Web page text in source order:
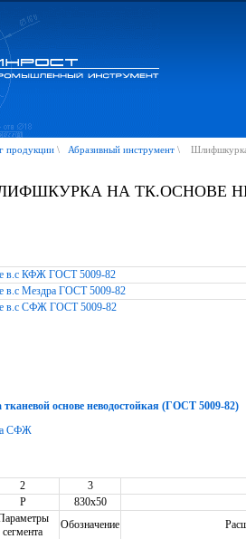
продукции \ Абразивный инструмент \
НА ТК.ОСНОВЕ НЕ
в.с КФЖ ГОСТ 5009-82
в.с Мездра ГОСТ 5009-82
в.с СФЖ ГОСТ 5009-82
основе неводостойкая (ГОСТ 5009-82)
СФЖ
2
3
Р
830х50
сегмента
Обозначение